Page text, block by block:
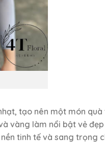
tạo nên một món
vàng làm nổi bật vẻ
tinh tế và sang trọng